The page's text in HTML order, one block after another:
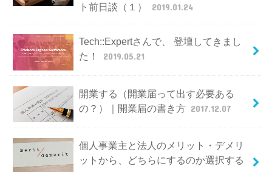
ト前日談（１）
2019.01.24
Tech::Expertさんで、 登壇してきまし
た！
2019.05.21
開業する（開業届って出す必要ある
の？）｜開業届の書き方 2017.12.07
個人事業主と法人のメリット・デメリ
ットから、どちらにするのか選択する